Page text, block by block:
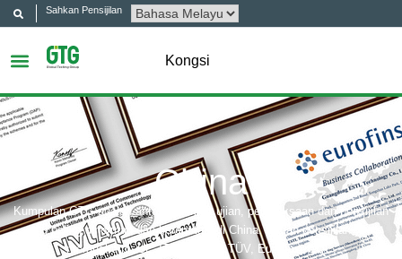
Sahkan Pensijilan
Kongsi
China
Kumpulan GTG adalah antara syarikat ujian, pemeriksaan dan pensijilan
yang paling dihormati dan bereputasi di China. Badan pensijilan yang
merangkumi: UL, ITS(Intertek),TÜV, Eurofins, CQC,